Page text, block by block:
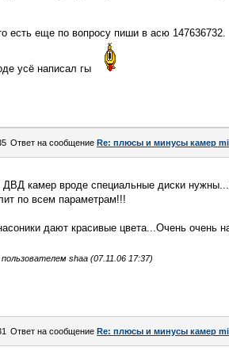
есть еще по вопросу пиши в асю 147636732.
усё написал гы
Ответ на сообщение Re: плюсы и минусы камер
камер вроде специальные диски
по всем параметрам!!!
дают красивые цвета...Очень очень
shaa (07.11.06 17:37)
Ответ на сообщение Re: плюсы и минусы камер